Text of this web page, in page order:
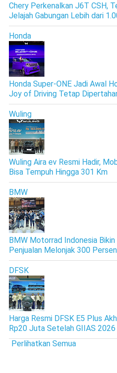
Chery Perkenalkan J6T CSH,
Jelajah Gabungan Lebih dari
Honda
Honda Super-ONE Jadi Awal
Joy of Driving Tetap
Wuling
Wuling Aira ev Resmi Hadir,
Bisa Tempuh Hingga 301 Km
BMW
BMW Motorrad Indonesia
Penjualan Melonjak 300
DFSK
Harga Resmi DFSK E5 Plus
Rp20 Juta Setelah GIIAS 2026
Perlihatkan Semua